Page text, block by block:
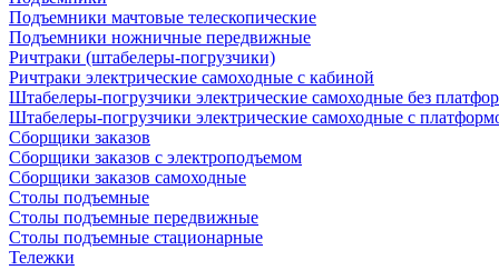
Подъемники мачтовые телескопические
Подъемники ножничные передвижные
Ричтраки (штабелеры-погрузчики)
Ричтраки электрические самоходные с кабиной
Штабелеры-погрузчики электрические самоходные без
Штабелеры-погрузчики электрические самоходные с
Сборщики заказов
Сборщики заказов с электроподъемом
Сборщики заказов самоходные
Столы подъемные
Столы подъемные передвижные
Столы подъемные стационарные
Тележки